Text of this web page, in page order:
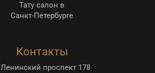
Тату салон в
Санкт-Петербурге
Контакты
Ленинский проспект 178